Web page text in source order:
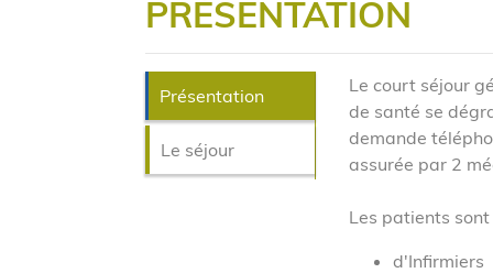
PRÉSENTATION
Présentation
Le séjour
Le court séjour
de santé se
demande
assurée par 2
Les patients
d'Infirmiers